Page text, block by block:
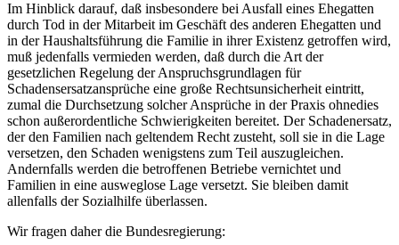
Im Hinblick darauf, daß insbesondere bei Ausfall eines Ehegatten
durch Tod in der Mitarbeit im Geschäft des anderen Ehegatten und
in der Haushaltsführung die Familie in ihrer Existenz getroffen wird,
muß jedenfalls vermieden werden, daß durch die Art der
gesetzlichen Regelung der Anspruchsgrundlagen für
Schadensersatzansprüche eine große Rechtsunsicherheit eintritt,
zumal die Durchsetzung solcher Ansprüche in der Praxis ohnedies
schon außerordentliche Schwierigkeiten bereitet. Der Schadenersatz,
der den Familien nach geltendem Recht zusteht, soll sie in die Lage
versetzen, den Schaden wenigstens zum Teil auszugleichen.
Andernfalls werden die betroffenen Betriebe vernichtet und
Familien in eine ausweglose Lage versetzt. Sie bleiben damit
allenfalls der Sozialhilfe überlassen.
Wir fragen daher die Bundesregierung: